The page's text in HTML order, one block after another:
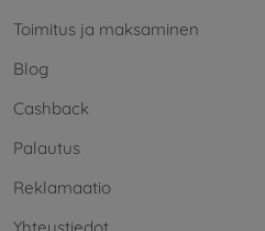
Toimitus ja maksaminen
Blog
Cashback
Palautus
Reklamaatio